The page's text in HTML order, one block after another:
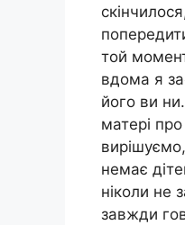
той
вдома я
його ви
матері
немає
ніколи не
завжди